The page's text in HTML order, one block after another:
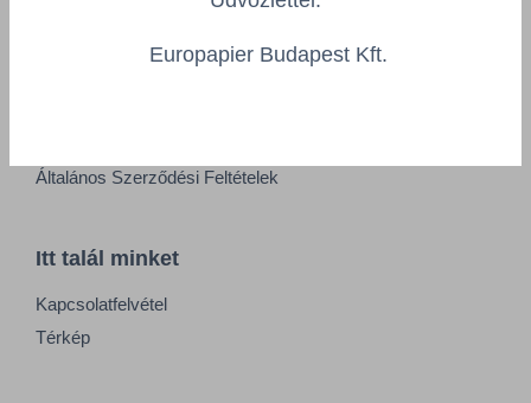
Információk
Általános Szerződési Feltételek
Itt talál minket
Kapcsolatfelvétel
Térkép
Europapier Budapest Kft.